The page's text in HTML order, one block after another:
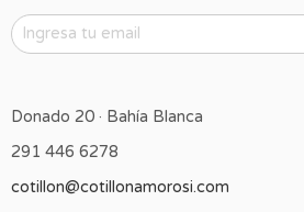
Donado 20 · Bahía Blanca
291 446 6278
cotillon@cotillonamorosi.com